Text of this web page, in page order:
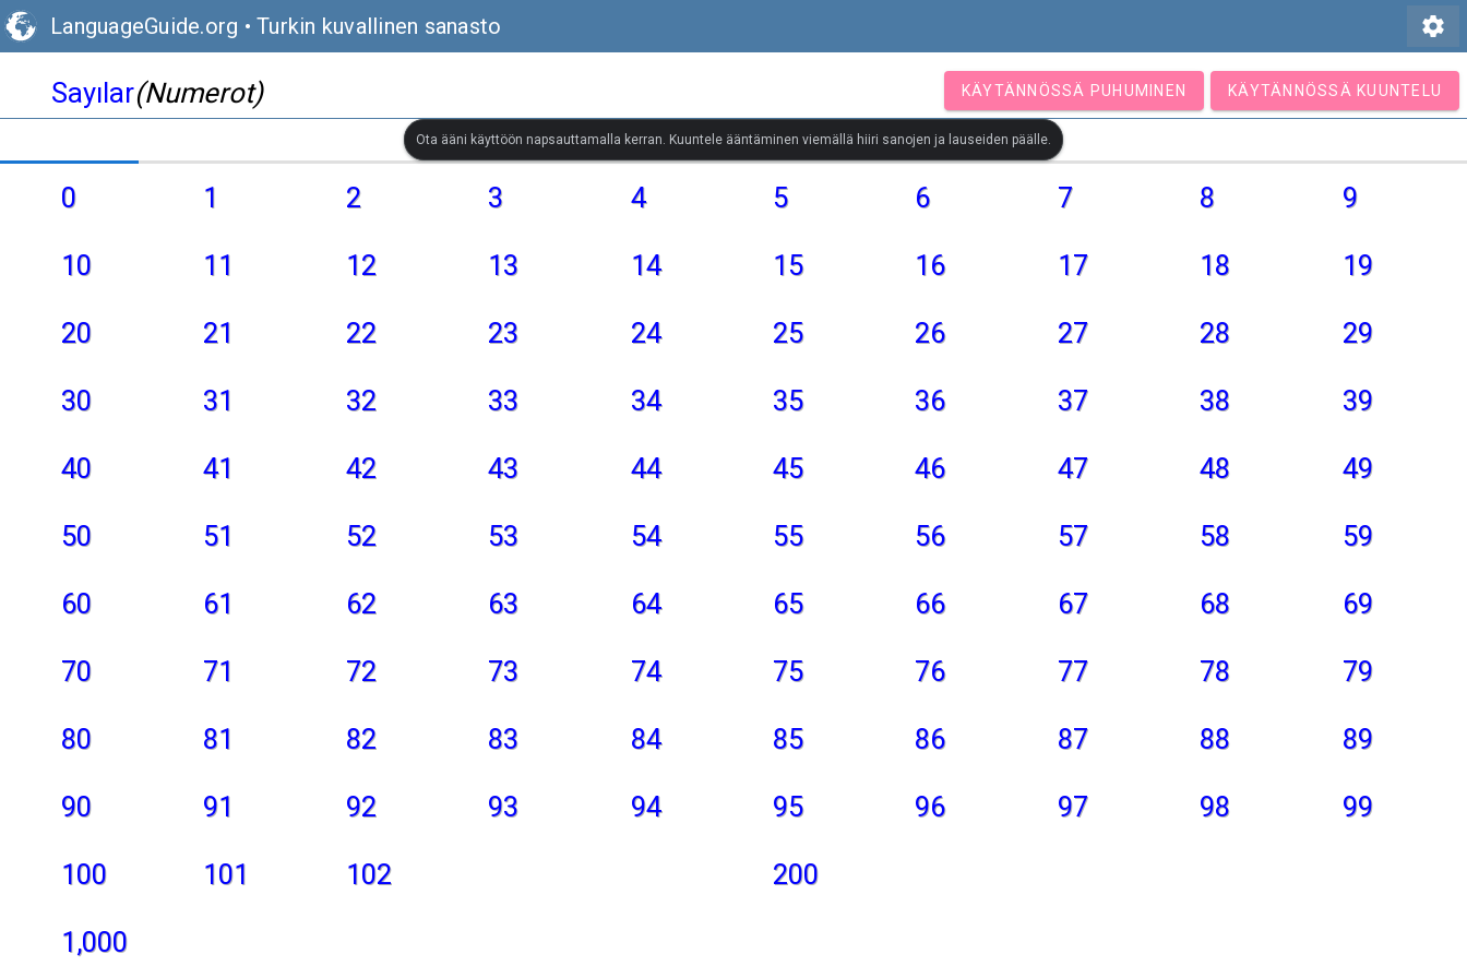
LanguageGuide.org • Turkin kuvallinen sanasto settings
Sayılar(Numerot) KÄYTÄNNÖSSÄ PUHUMINEN KÄYTÄNNÖSSÄ KUUNTELU
Ota ääni käyttöön napsauttamalla kerran. Kuuntele ääntäminen viemällä hiiri sanojen ja lauseiden päälle.
0 1 2 3 4 5 6 7 8 9
10 11 12 13 14 15 16 17 18 19
20 21 22 23 24 25 26 27 28 29
30 31 32 33 34 35 36 37 38 39
40 41 42 43 44 45 46 47 48 49
50 51 52 53 54 55 56 57 58 59
60 61 62 63 64 65 66 67 68 69
70 71 72 73 74 75 76 77 78 79
80 81 82 83 84 85 86 87 88 89
90 91 92 93 94 95 96 97 98 99
100 101 102 200
1,000